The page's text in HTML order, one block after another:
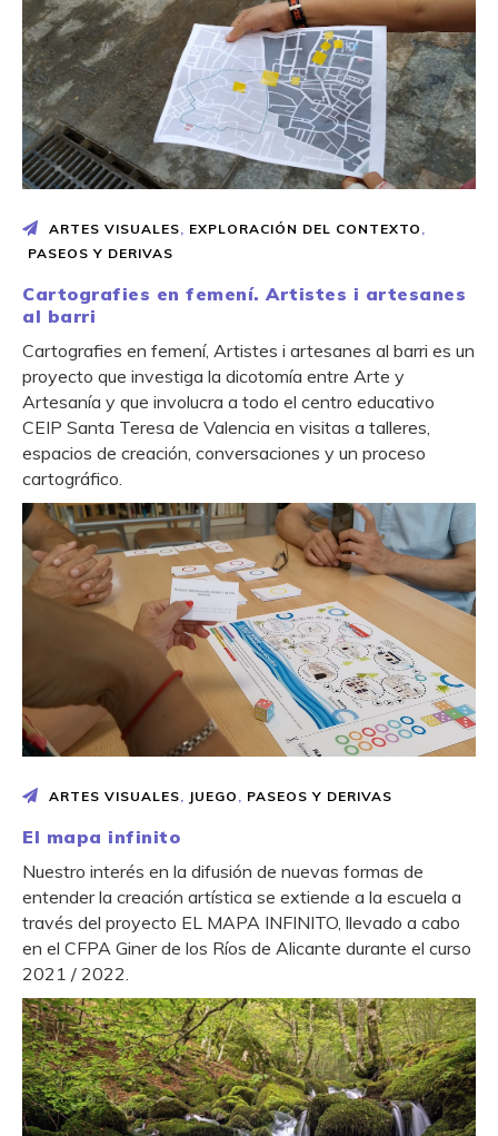
ARTES VISUALES EXPLORACIÓN DEL CONTEXTO
PASEOS Y DERIVAS
Cartografies en femení. Artistes i artesanes
al barri
Cartografies en femení, Artistes i artesanes al barri es un
proyecto que investiga la dicotomía entre Arte y
Artesanía y que involucra a todo el centro educativo
CEIP Santa Teresa de Valencia en visitas a talleres,
espacios de creación, conversaciones y un proceso
cartográfico.
ARTES VISUALES, JUEGO , PASEOS Y DERIVAS
El mapa infinito
Nuestro interés en la difusión de nuevas formas de
entender la creación artística se extiende a la escuela a
través del proyecto EL MAPA INFINITO, llevado a cabo
en el CFPA Giner de los Ríos de Alicante durante el curso
2021 / 2022.